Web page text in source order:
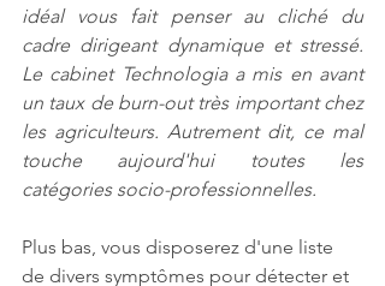
idéal vous fait penser au cliché du
cadre dirigeant dynamique et stressé.
Le cabinet Technologia a mis en avant
un taux de burn-out très important chez
les agriculteurs. Autrement dit, ce mal
touche aujourd'hui toutes les
catégories socio-professionnelles.
Plus bas, vous disposerez d'une liste
de divers symptômes pour détecter et